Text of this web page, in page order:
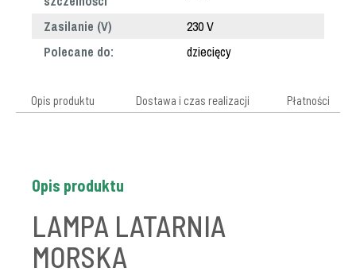
Zasilanie (V)
230 V
Polecane do:
dziecięcy
Opis produktu Dostawa i czas realizacji Płatności
Opis produktu
LAMPA LATARNIA
MORSKA